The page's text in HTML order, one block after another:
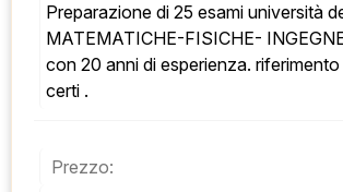
Preparazione di 25 esami università delle scienze
MATEMATICHE-FISICHE-
con 20 anni di esperienza.
certi .
Prezzo: